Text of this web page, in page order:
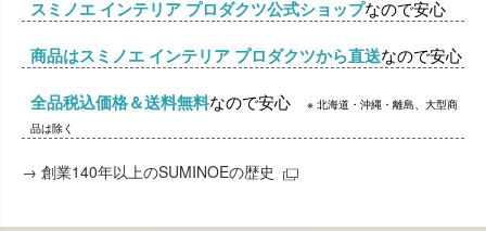
スミノエ インテリア プロダクツ公式ショップなので安心
商品はスミノエ インテリア プロダクツから直送なので安心
全品税込価格＆送料無料なので安心
※ 北海道・沖縄・離島、大型商
品は除く
→ 創業140年以上のSUMINOEの歴史